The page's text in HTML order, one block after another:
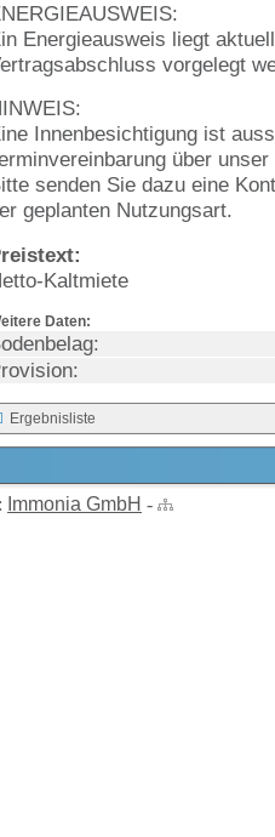
Energieausweis liegt
vorgelegt
Innenbesichtigung ist
über
senden Sie dazu eine
geplanten Nutzungsart.
Kaltmiete
Daten:
Ergebnisliste
Immonia GmbH -